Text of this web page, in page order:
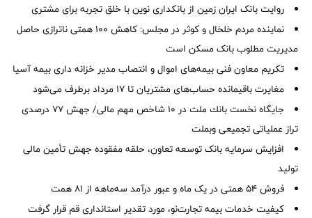
روایت بانک ایران زمین از بانکداری نوین با خلق تجربه برای مشتری
نماینده مردم خلخال و کوثر در مجلس: کاهش ۱۰۰ همتی ناترازی حاصل
مدیریت مطلوب بانک مسکن است
تکریم معاون فنی بیمه‌های اموال و انتصاب مدیر خزانه داری بیمه آسیا
مغایرت‌ باقیمانده حساب‌های مشتریان تا ۱۷ مرداد برطرف می‌شود
جایگاه نخست بانك ملت در 10 شاخص مهم مالی/ جهش 77 درصدی
تراز عملیاتی تجمیعی وبملت
افزایش سرمایه بانک توسعه تعاون، حلقه مفقوده جهش تأمین مالی
تولید
فروش 54 همتی در یک ماه و عبور درآمد سه‌ماهه از 81 همت
کیفیت خدمات بیمه تجارت‌نو، مورد تقدیر استانداری قم قرار گرفت